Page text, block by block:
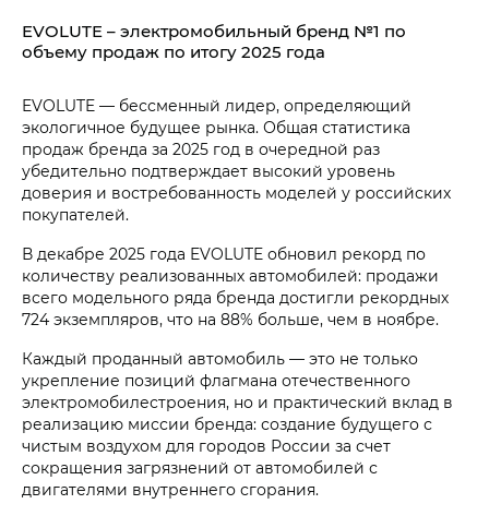
EVOLUTE – электромобильный бренд №1 по
объему продаж по итогу 2025 года
EVOLUTE — бессменный лидер, определяющий
экологичное будущее рынка. Общая статистика
продаж бренда за 2025 год в очередной раз
убедительно подтверждает высокий уровень
доверия и востребованность моделей у российских
покупателей.
В декабре 2025 года EVOLUTE обновил рекорд по
количеству реализованных автомобилей: продажи
всего модельного ряда бренда достигли рекордных
724 экземпляров, что на 88% больше, чем в ноябре.
Каждый проданный автомобиль — это не только
укрепление позиций флагмана отечественного
электромобилестроения, но и практический вклад в
реализацию миссии бренда: создание будущего с
чистым воздухом для городов России за счет
сокращения загрязнений от автомобилей с
двигателями внутреннего сгорания.